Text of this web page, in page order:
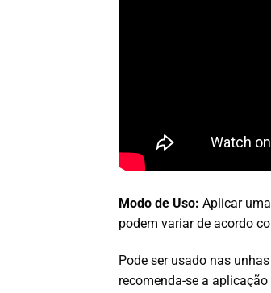
Modo de Uso: Aplicar
podem variar de acordo
Pode ser usado nas
recomenda-se a